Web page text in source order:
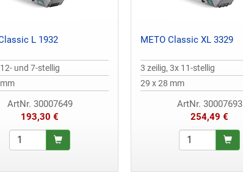
L 1932
und 7-stellig
ArtNr. 30007649
193,30 €
METO Classic XL 3329
3 zeilig, 3x 11-stellig
29 x 28 mm
ArtNr. 30007693
254,49 €